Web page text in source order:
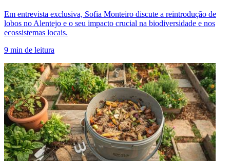
Em entrevista exclusiva, Sofia Monteiro discute a reintrodução de
lobos no Alentejo e o seu impacto crucial na biodiversidade e nos
ecossistemas locais.
9 min de leitura